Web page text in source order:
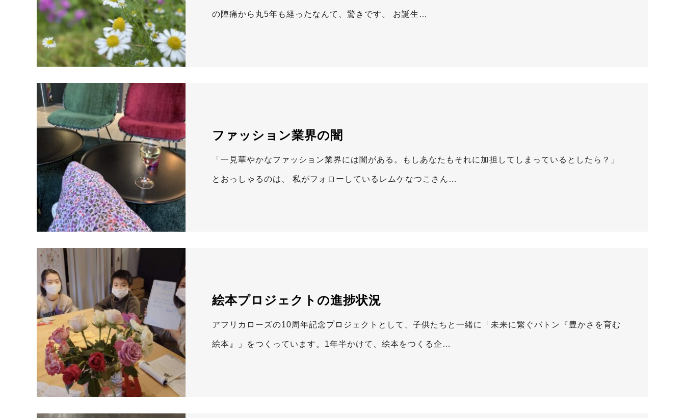
の陣痛から丸5年も経ったなんて、驚きです。 お誕生…
ファッション業界の闇
「一見華やかなファッション業界には闇がある。もしあなたもそれに加担してしまっているとしたら？」
とおっしゃるのは、 私がフォローしているレムケなつこさん…
絵本プロジェクトの進捗状況
アフリカローズの10周年記念プロジェクトとして、子供たちと一緒に「未来に繋ぐバトン『豊かさを育む
絵本』」をつくっています。1年半かけて、絵本をつくる企…